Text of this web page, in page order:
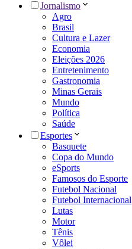
Jornalismo
Agro
Brasil
Cultura e Lazer
Economia
Eleições 2026
Entretenimento
Gastronomia
Minas Gerais
Mundo
Política
Saúde
Esportes
Basquete
Copa do Mundo
eSports
Famosos do Esporte
Futebol Nacional
Futebol Internacional
Lutas
Motor
Tênis
Vôlei